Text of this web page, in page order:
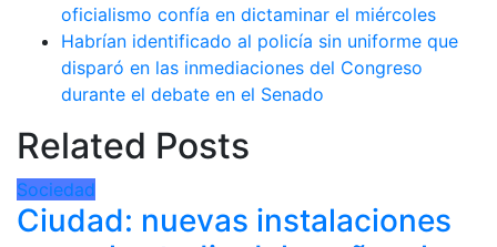
oficialismo confía en dictaminar el miércoles
Habrían identificado al policía sin uniforme que
disparó en las inmediaciones del Congreso
durante el debate en el Senado
Related Posts
Sociedad
Ciudad: nuevas instalaciones